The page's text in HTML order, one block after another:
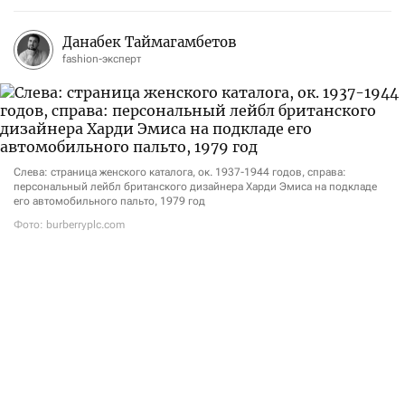
Данабек Таймагамбетов
fashion-эксперт
Слева: страница женского каталога, ок. 1937-1944 годов, справа:
персональный лейбл британского дизайнера Харди Эмиса на подкладе
его автомобильного пальто, 1979 год
Фото: burberryplc.com